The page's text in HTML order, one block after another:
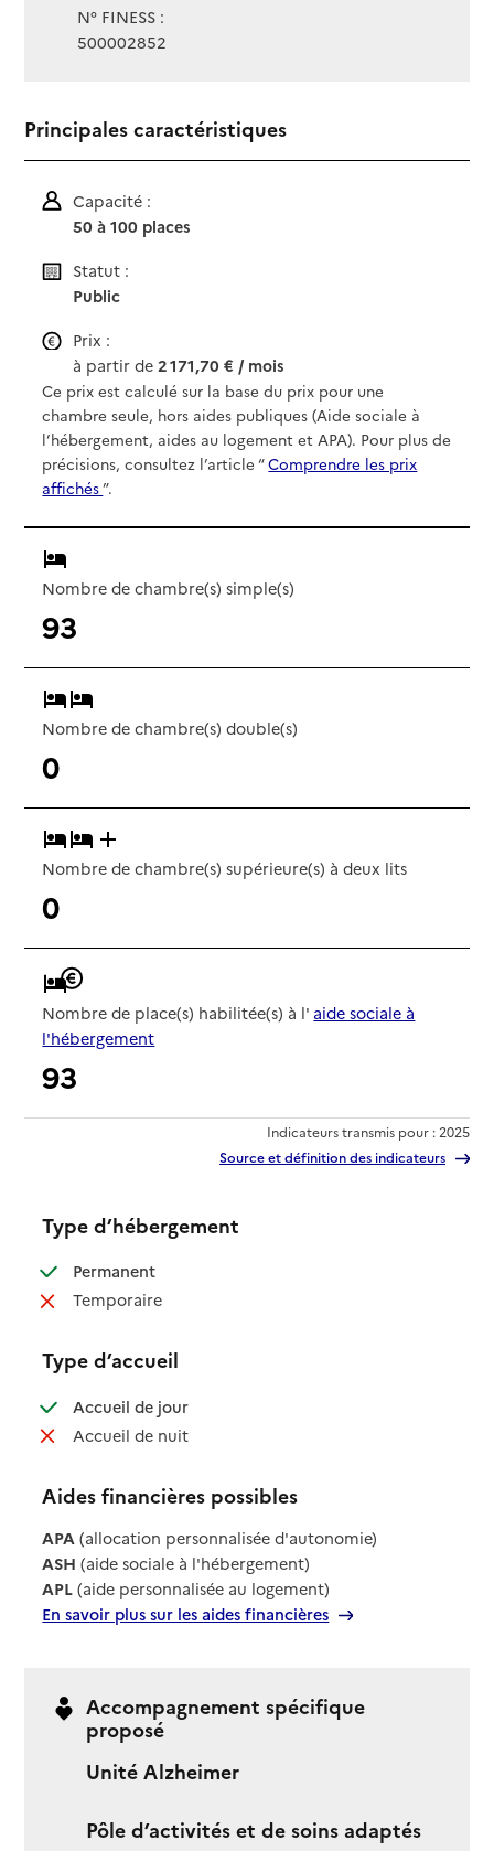
N° FINESS :
500002852
Principales caractéristiques
Capacité :
50 à 100 places
Statut :
Public
Prix :
à partir de2 171,70 € / mois
Ce prix est calculé sur la base du prix pour une
chambre seule, hors aides publiques (Aide sociale à
l’hébergement, aides au logement et APA). Pour plus de
précisions, consultez l’article “Comprendre les prix
affichés”.
Nombre de chambre(s) simple(s)
93
Nombre de chambre(s) double(s)
0
Nombre de chambre(s) supérieure(s) à deux lits
0
Nombre de place(s) habilitée(s) à l' aide sociale à
l'hébergement
93
Indicateurs transmis pour : 2025
Source et définition des indicateurs
Type d’hébergement
Permanent: disponible
Temporaire: non disponible
Type d’accueil
Accueil de jour: disponible
Accueil de nuit: non disponible
Aides financières possibles
APA (allocation personnalisée d'autonomie)
ASH (aide sociale à l'hébergement)
APL (aide personnalisée au logement)
En savoir plus sur les aides financières
Accompagnement spécifique
proposé
Unité Alzheimer
Pôle d’activités et de soins adaptés